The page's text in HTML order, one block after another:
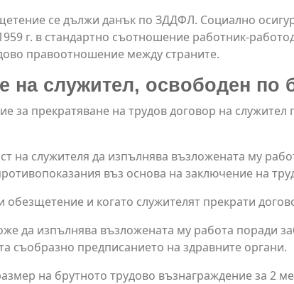
се дължи данък по ЗДДФЛ. Социално
г. в стандартно съотношение работник-
правоотношение между страните.
на служител, освободен по
за прекратяване на трудов договор на служител
на служителя да изпълнява възложената му
въз основа на заключение на
обезщетение и когато служителят прекрати
да изпълнява възложената му работа поради
съобразно предписанието на здравните органи.
на брутното трудово възнаграждение за 2